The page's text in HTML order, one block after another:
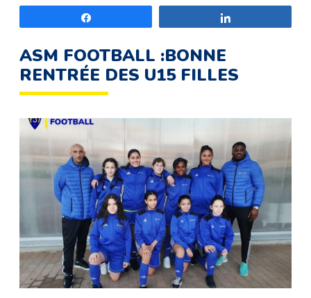
ASM FOOTBALL :BONNE
RENTRÉE DES U15 FILLES